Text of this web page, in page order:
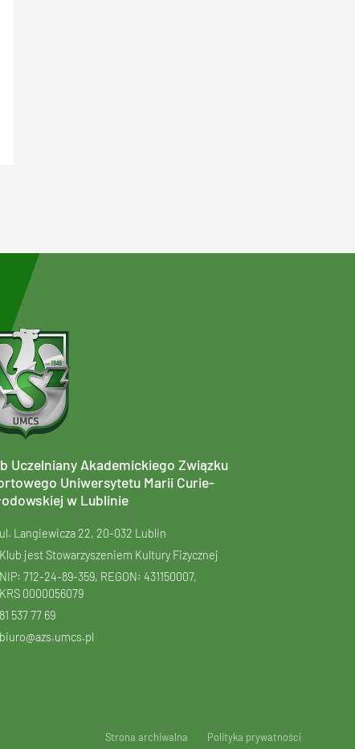
Uczelniany Akademickiego Związku
Uniwersytetu Marii Curie-
w Lublinie
ul. Langiewicza 22, 20-032 Lublin
Klub jest Stowarzyszeniem Kultury Fizycznej
NIP: 712-24-89-359, REGON: 431150007,
KRS 0000056079
81 537 77 69
biuro@azs.umcs.pl
Strona archiwalna Polityka prywatności